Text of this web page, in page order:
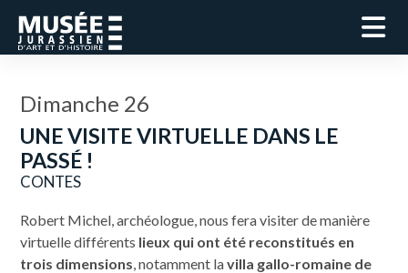
Dimanche 26
UNE VISITE VIRTUELLE DANS LE
PASSÉ !
CONTES
Robert Michel, archéologue, nous fera visiter de manière
virtuelle différents lieux qui ont été reconstitués en
trois dimensions, notamment lavilla gallo-romaine de